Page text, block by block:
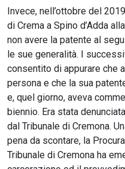
Invece, nell’ottobre del
di Crema a Spino d’Adda
non avere la patente al
le sue generalità. I
consentito di appurare che
persona e che la sua
e, quel giorno, aveva
biennio. Era stata
dal Tribunale di Cremona.
pena da scontare, la
Tribunale di Cremona ha